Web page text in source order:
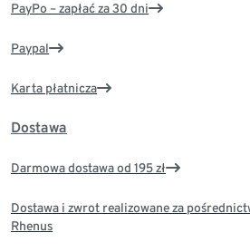
PayPo – zapłać za 30 dni
Paypal
Karta płatnicza
Dostawa
Darmowa dostawa od 195 zł
Dostawa i zwrot realizowane za
Rhenus